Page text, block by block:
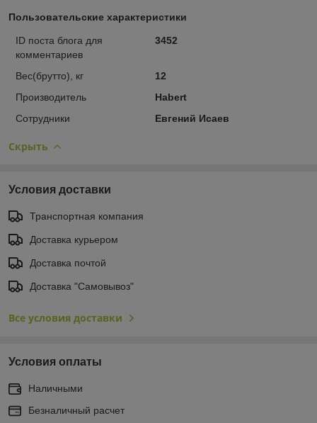
Пользовательские характеристики
ID поста блога для
комментариев
3452
Вес(брутто), кг
12
Производитель
Habert
Сотрудники
Евгений Исаев
Скрыть
Условия доставки
Транспортная компания
Доставка курьером
Доставка почтой
Доставка "Самовывоз"
Все условия доставки
Условия оплаты
Наличными
Безналичный расчет